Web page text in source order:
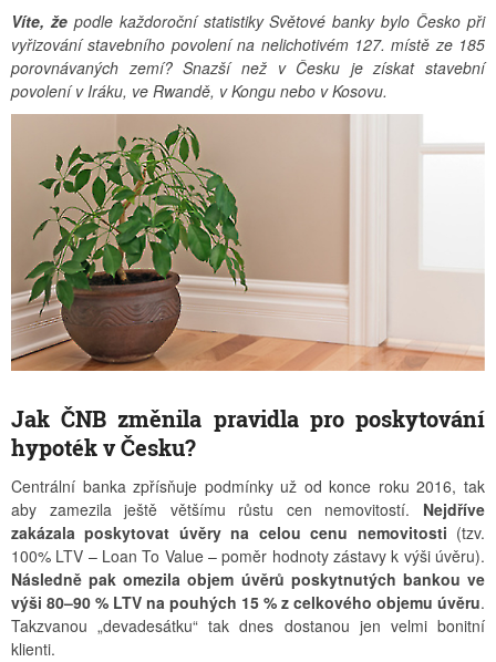
Víte, žepodle každoroční statistiky Světové banky bylo Česko při
vyřizování stavebního povolení na nelichotivém 127. místě ze 185
porovnávaných zemí? Snazší než v Česku je získat stavební
povolení v Iráku, ve Rwandě, v Kongu nebo v Kosovu.
Jak ČNB změnila pravidla pro poskytování
hypoték v Česku?
Centrální banka zpřísňuje podmínky už od konce roku 2016, tak
aby zamezila ještě většímu růstu cen nemovitostí. Nejdříve
zakázala poskytovat úvěry na celou cenu nemovitosti (tzv.
100% LTV – Loan To Value – poměr hodnoty zástavy k výši úvěru).
Následně pak omezila objem úvěrů poskytnutých bankou ve
výši 80–90 % LTV na pouhých 15 % z celkového objemu úvěru.
Takzvanou „devadesátku“ tak dnes dostanou jen velmi bonitní
klienti.